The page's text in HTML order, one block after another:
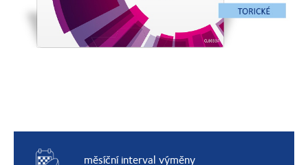
měsíční interval výměny